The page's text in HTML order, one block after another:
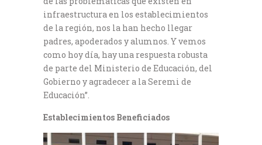
infraestructura en los establecimientos
de la región, nos la han hecho llegar
padres, apoderados y alumnos. Y vemos
como hoy día, hay una respuesta robusta
de parte del Ministerio de Educación, del
Gobierno y agradecer a la Seremi de
Educación”.
Establecimientos Beneficiados